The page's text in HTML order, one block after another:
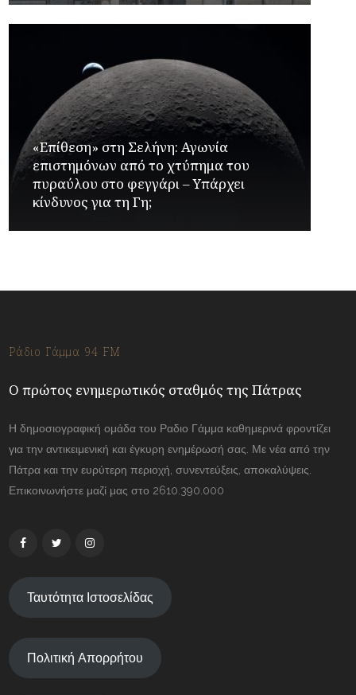
«Επίθεση» στη Σελήνη: Αγωνία
επιστημόνων από το χτύπημα του
πυραύλου στο φεγγάρι – Υπάρχει
κίνδυνος για τη Γη;
Ράδιο Γάμμα 94 FM
Ο πρώτος ενημερωτικός σταθμός της Πάτρας
Η δημοσιογραφική ομάδα του Ραδιο Γάμμα καθημερινά φροντίζει
για την αντικειμενική και έγκυρη ενημέρωσή σας. Με νέα από την
Πάτρα και την ευρύτερη περιοχή, συνεντεύξεις, αποκαλύψεις.
Επικοινωνήστε μαζί μας στο 2610.390.000
Ταυτότητα Ιστοσελίδας
Πολιτική Απορρήτου